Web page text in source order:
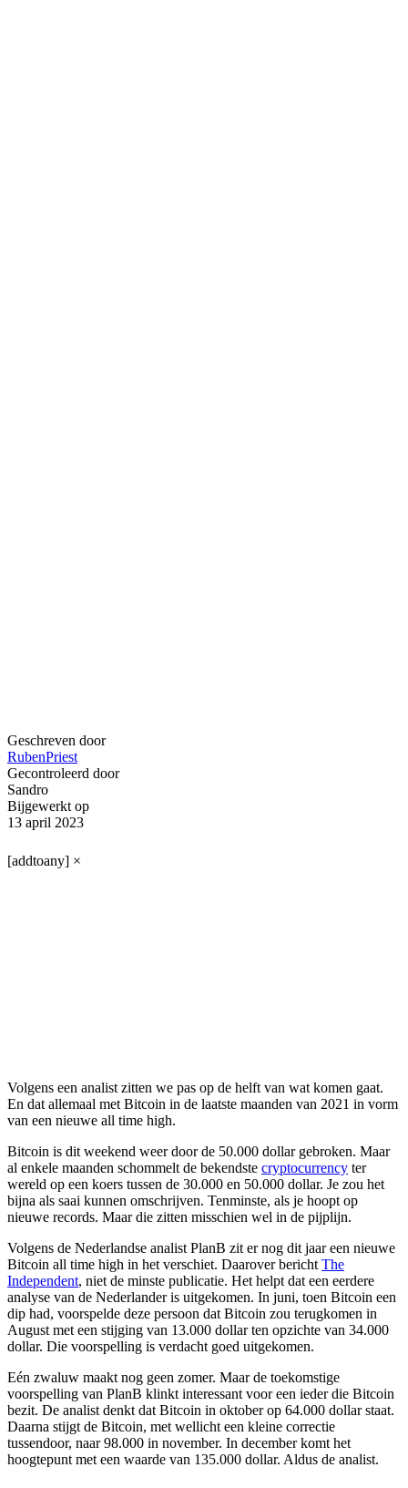
Geschreven door
RubenPriest
Gecontroleerd door
Sandro
Bijgewerkt op
13 april 2023
[addtoany] ×
Volgens een analist zitten we pas op de helft van wat komen gaat.
En dat allemaal met Bitcoin in de laatste maanden van 2021 in vorm
van een nieuwe all time high.
Bitcoin is dit weekend weer door de 50.000 dollar gebroken. Maar
al enkele maanden schommelt de bekendste cryptocurrency ter
wereld op een koers tussen de 30.000 en 50.000 dollar. Je zou het
bijna als saai kunnen omschrijven. Tenminste, als je hoopt op
nieuwe records. Maar die zitten misschien wel in de pijplijn.
Volgens de Nederlandse analist PlanB zit er nog dit jaar een nieuwe
Bitcoin all time high in het verschiet. Daarover bericht The
Independent, niet de minste publicatie. Het helpt dat een eerdere
analyse van de Nederlander is uitgekomen. In juni, toen Bitcoin een
dip had, voorspelde deze persoon dat Bitcoin zou terugkomen in
August met een stijging van 13.000 dollar ten opzichte van 34.000
dollar. Die voorspelling is verdacht goed uitgekomen.
Eén zwaluw maakt nog geen zomer. Maar de toekomstige
voorspelling van PlanB klinkt interessant voor een ieder die Bitcoin
bezit. De analist denkt dat Bitcoin in oktober op 64.000 dollar staat.
Daarna stijgt de Bitcoin, met wellicht een kleine correctie
tussendoor, naar 98.000 in november. In december komt het
hoogtepunt met een waarde van 135.000 dollar. Aldus de analist.